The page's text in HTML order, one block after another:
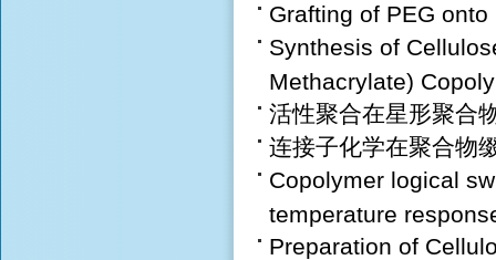
Grafting of PEG
Synthesis of
Methacrylate)
活性聚合在星形聚合
连接子化学在聚合物
Copolymer logical
temperature
Preparation of